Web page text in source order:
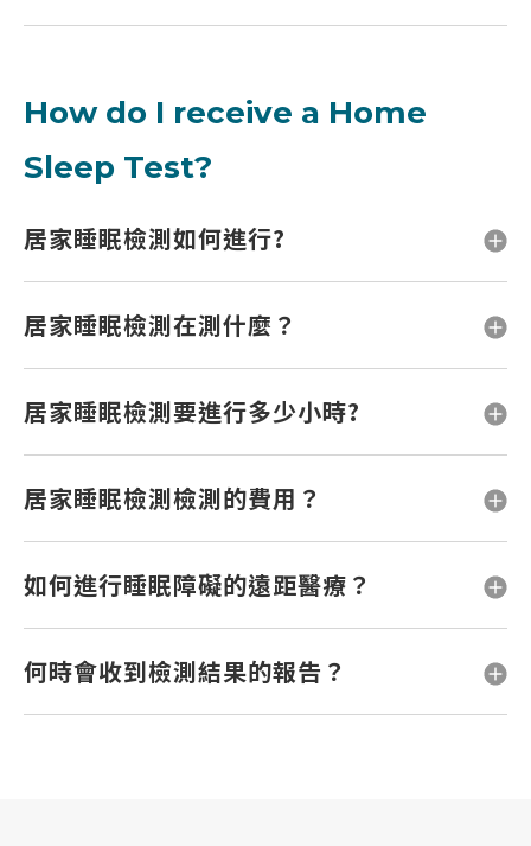
How do I receive a Home
Sleep Test?
居家睡眠檢測如何進行?
居家睡眠檢測在測什麼？
居家睡眠檢測要進行多少小時?
居家睡眠檢測檢測的費用？
如何進行睡眠障礙的遠距醫療？
何時會收到檢測結果的報告？